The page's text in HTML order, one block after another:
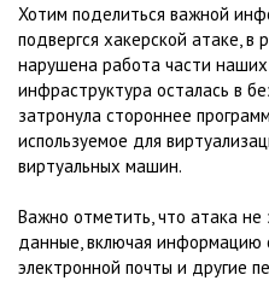
Хотим поделиться важной
подвергся хакерской атаке, в
нарушена работа части наших
инфраструктура осталась в
затронула стороннее
используемое для
виртуальных машин.
Важно отметить, что атака
данные, включая информацию
электронной почты и другие